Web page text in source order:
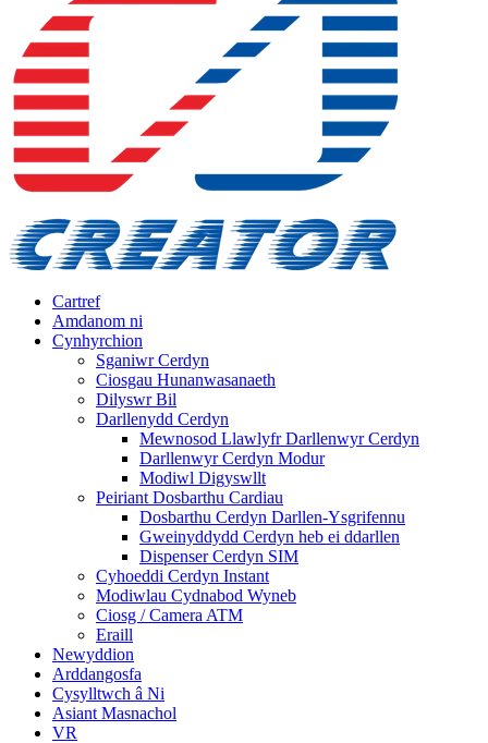
Cartref
Amdanom ni
Cynhyrchion
Sganiwr Cerdyn
Ciosgau Hunanwasanaeth
Dilyswr Bil
Darllenydd Cerdyn
Mewnosod Llawlyfr Darllenwyr Cerdyn
Darllenwyr Cerdyn Modur
Modiwl Digyswllt
Peiriant Dosbarthu Cardiau
Dosbarthu Cerdyn Darllen-Ysgrifennu
Gweinyddydd Cerdyn heb ei ddarllen
Dispenser Cerdyn SIM
Cyhoeddi Cerdyn Instant
Modiwlau Cydnabod Wyneb
Ciosg / Camera ATM
Eraill
Newyddion
Arddangosfa
Cysylltwch â Ni
Asiant Masnachol
VR